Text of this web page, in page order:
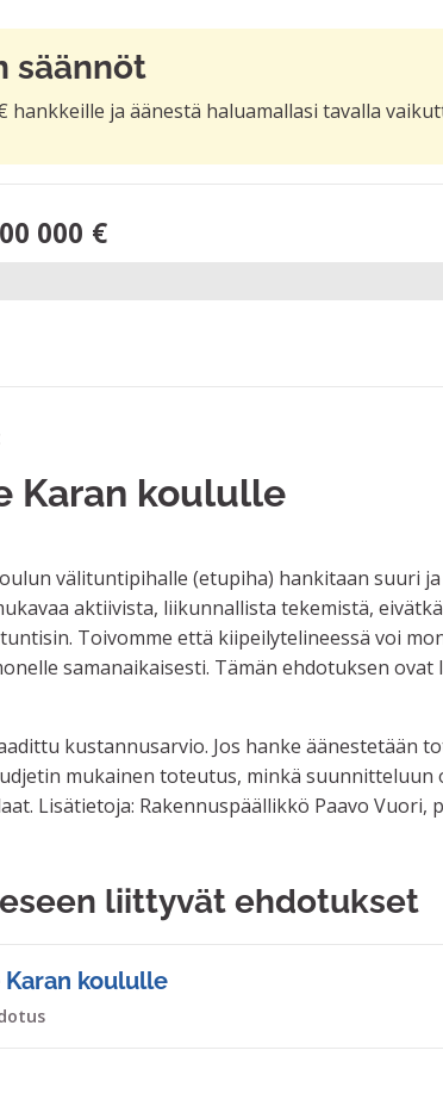
säännöt
hankkeille ja äänestä haluamallasi tavalla
000 €
Karan koululle
välituntipihalle (etupiha) hankitaan suuri
aktiivista, liikunnallista tekemistä,
Toivomme että kiipeilytelineessä voi
samanaikaisesti. Tämän ehdotuksen ovat
kustannusarvio. Jos hanke äänestetään
mukainen toteutus, minkä suunnitteluun
Lisätietoja: Rakennuspäällikkö Paavo Vuori,
liittyvät ehdotukset
koululle